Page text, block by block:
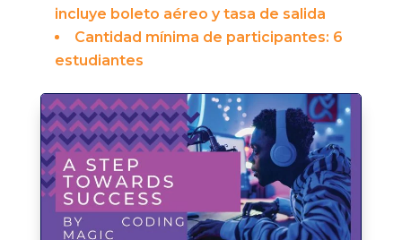
incluye boleto aéreo y tasa de salida
Cantidad mínima de participantes: 6
estudiantes